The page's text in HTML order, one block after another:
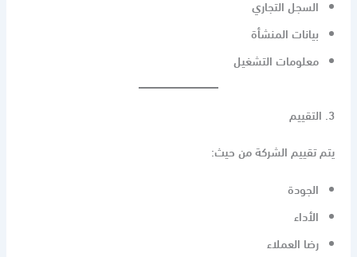
السجل التجاري
بيانات المنشأة
معلومات التشغيل
3. التقييم
يتم تقييم الشركة من حيث:
الجودة
الأداء
رضا العملاء